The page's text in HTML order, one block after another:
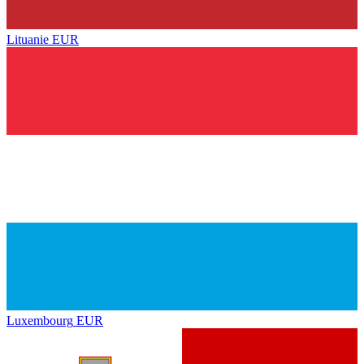
Lituanie EUR
Luxembourg EUR